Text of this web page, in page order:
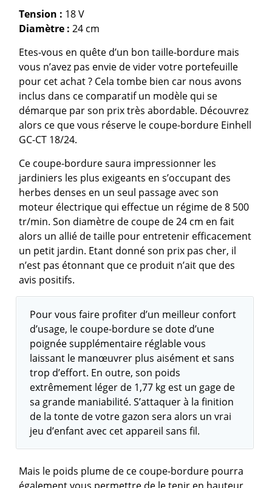
Tension : 18 V
Diamètre :24 cm
Etes-vous en quête d’un bon taille-bordure mais
vous n’avez pas envie de vider votre portefeuille
pour cet achat ? Cela tombe bien car nous avons
inclus dans ce comparatif un modèle qui se
démarque par son prix très abordable. Découvrez
alors ce que vous réserve le coupe-bordure Einhell
GC-CT 18/24.
Ce coupe-bordure saura impressionner les
jardiniers les plus exigeants en s’occupant des
herbes denses en un seul passage avec son
moteur électrique qui effectue un régime de 8 500
tr/min. Son diamètre de coupe de 24 cm en fait
alors un allié de taille pour entretenir efficacement
un petit jardin. Etant donné son prix pas cher, il
n’est pas étonnant que ce produit n’ait que des
avis positifs.
Pour vous faire profiter d’un meilleur confort
d’usage, le coupe-bordure se dote d’une
poignée supplémentaire réglable vous
laissant le manœuvrer plus aisément et sans
trop d’effort. En outre, son poids
extrêmement léger de 1,77 kg est un gage de
sa grande maniabilité. S’attaquer à la finition
de la tonte de votre gazon sera alors un vrai
jeu d’enfant avec cet appareil sans fil.
Mais le poids plume de ce coupe-bordure pourra